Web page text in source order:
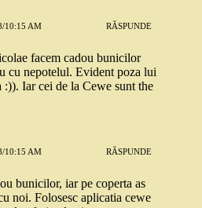
10:15 AM RĂSPUNDE
facem cadou bunicilor
cu nepotelul. Evident poza lui
Iar cei de la Cewe sunt the
10:15 AM RĂSPUNDE
bunicilor, iar pe coperta as
noi. Folosesc aplicatia cewe